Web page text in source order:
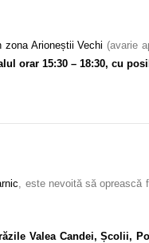
zona Arioneștii Vechi (avarie
orar 15:30 – 18:30, cu
, este nevoită să oprească
Valea Candei, Școlii,